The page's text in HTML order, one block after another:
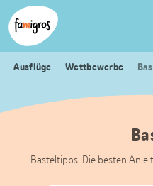
Sprungmarken
Navigation
Header
Logo
Ausflüge Wettbewerbe
Basteltipps: Die besten